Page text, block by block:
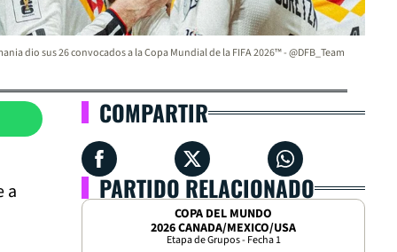
dio sus 26 convocados a la Copa Mundial de la FIFA 2026™ - @DFB_Team
a
COMPARTIR
PARTIDO RELACIONADO
COPA DEL MUNDO
2026 CANADA/MEXICO/USA
Etapa de Grupos - Fecha 1